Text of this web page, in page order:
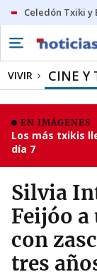
Celedón Txiki y
VIVIR CINE Y
EN IMÁGENES
Los más txikis
día 7
Silvia
Feijóo a
con
tres